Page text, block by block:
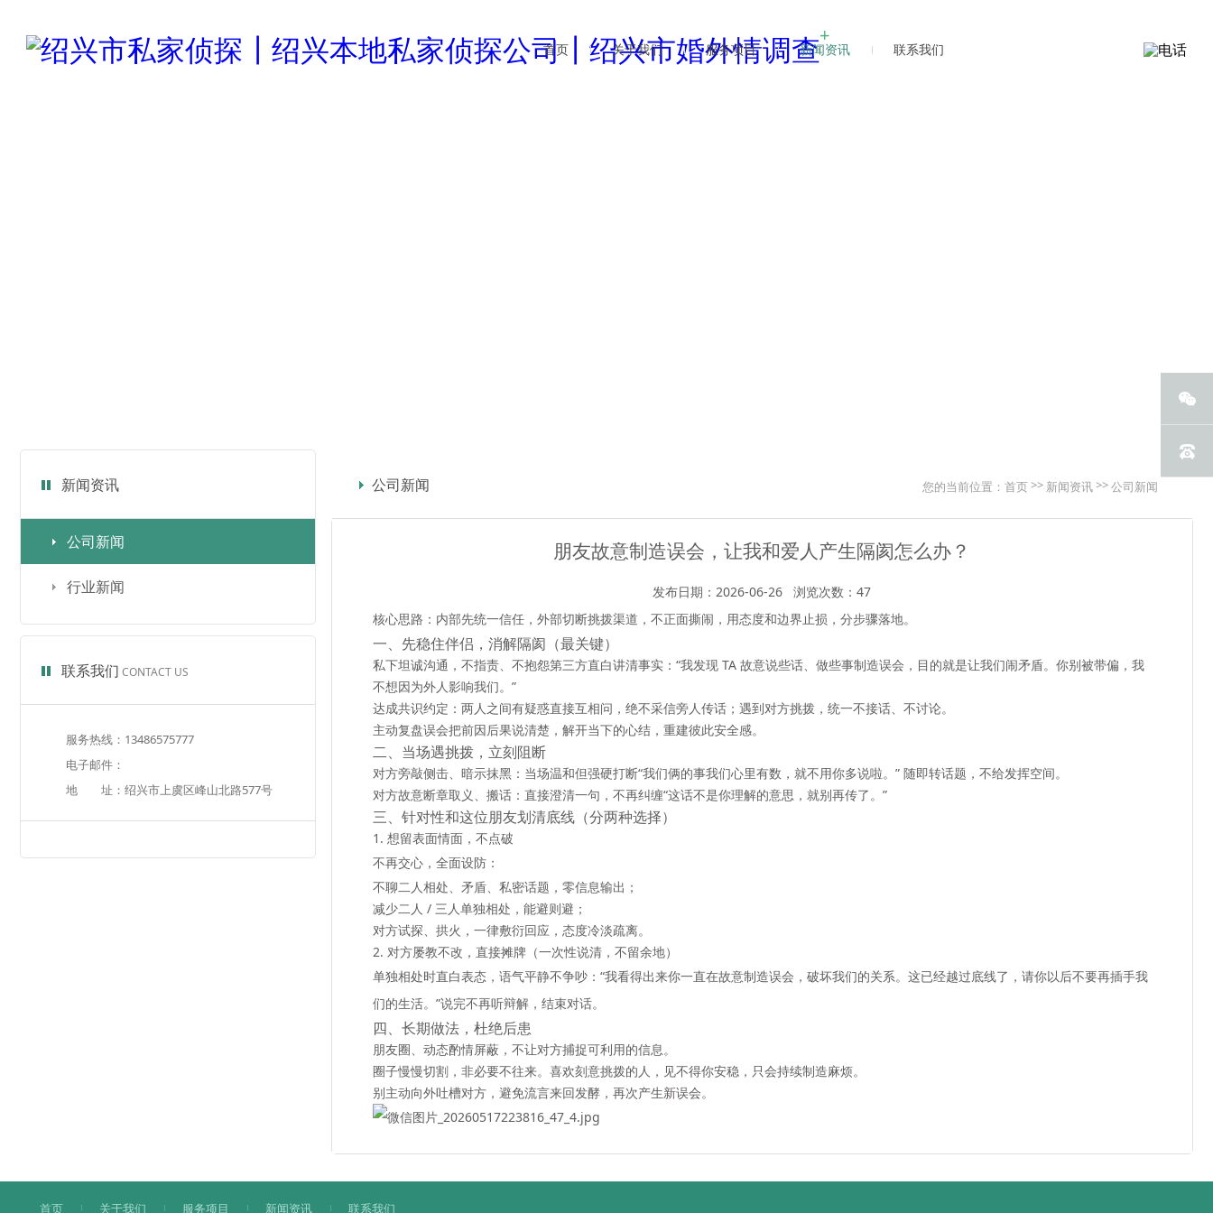
首页 关于我们 服务项目 新闻资讯 联系我们
新闻资讯
公司新闻
行业新闻
联系我们 CONTACT US
服务热线：13486575777
电子邮件：
地 址：绍兴市上虞区峰山北路577号
公司新闻 您的当前位置： 首页>> 新闻资讯>>公司新闻
朋友故意制造误会，让我和爱人产生隔阂怎么办？
发布日期：2026-06-26
浏览次数：47
核心思路： 内部先统一信任，外部切断挑拨渠道，不正面撕闹，用态度和边界止损 ，分步骤落地。
一、先稳住伴侣，消解隔阂（最关键）
私下坦诚沟通，不指责、不抱怨第三方直白讲清事实：“我发现 TA 故意说些话、做些事制造误会，目的就是让我们闹矛盾。你别被带偏，我
不想因为外人影响我们。”
达成共识约定： 两人之间有疑惑直接互相问，绝不采信旁人传话；遇到对方挑拨，统一不接话、不讨论。
主动复盘误会把前因后果说清楚，解开当下的心结，重建彼此安全感。
二、当场遇挑拨，立刻阻断
对方旁敲侧击、暗示抹黑：当场温和但强硬打断“我们俩的事我们心里有数，就不用你多说啦。” 随即转话题，不给发挥空间。
对方故意断章取义、搬话：直接澄清一句，不再纠缠“这话不是你理解的意思，就别再传了。”
三、针对性和这位朋友划清底线（分两种选择）
1. 想留表面情面，不点破
不再交心，全面设防：
不聊二人相处、矛盾、私密话题，零信息输出；
减少二人 / 三人单独相处，能避则避；
对方试探、拱火，一律敷衍回应，态度冷淡疏离。
2. 对方屡教不改，直接摊牌（一次性说清，不留余地）
单独相处时直白表态，语气平静不争吵：“我看得出来你一直在故意制造误会，破坏我们的关系。这已经越过底线了，请你以后不要再插手我
们的生活。”说完不再听辩解，结束对话。
四、长期做法，杜绝后患
朋友圈、动态酌情屏蔽，不让对方捕捉可利用的信息。
圈子慢慢切割，非必要不往来。喜欢刻意挑拨的人，见不得你安稳，只会持续制造麻烦。
别主动向外吐槽对方，避免流言来回发酵，再次产生新误会。
首页 关于我们 服务项目 新闻资讯 联系我们